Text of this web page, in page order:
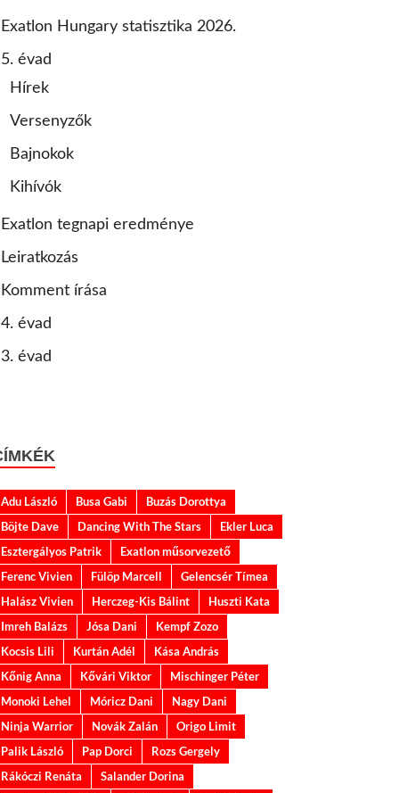
Exatlon Hungary statisztika 2026.
5. évad
Hírek
Versenyzők
Bajnokok
Kihívók
Exatlon tegnapi eredménye
Leiratkozás
Komment írása
4. évad
3. évad
Adu László Busa Gabi
Buzás Dorottya
Böjte Dave
Dancing With The Stars
Ekler Luca
Esztergályos Patrik
Exatlon műsorvezető
Ferenc Vivien
Fülöp Marcell
Gelencsér Tímea
Halász Vivien
Herczeg-Kis Bálint
Huszti Kata
Imreh Balázs
Jósa Dani
Kempf Zozo
Kocsis Lili
Kurtán Adél
Kása András
Kőnig Anna
Kővári Viktor
Mischinger Péter
Monoki Lehel
Móricz Dani
Nagy Dani
Ninja Warrior
Novák Zalán
Origo Limit
Palik László
Pap Dorci
Rozs Gergely
Rákóczi Renáta
Salander Dorina